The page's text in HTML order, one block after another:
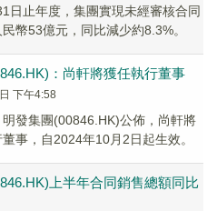
日止年度，集團實現未經審核合同
幣53億元，同比減少約8.3%。
：尚軒將獲任執行董事
下午4:58
明發集團(00846.HK)公佈，尚軒將
事，自2024年10月2日起生效。
上半年合同銷售總額同比